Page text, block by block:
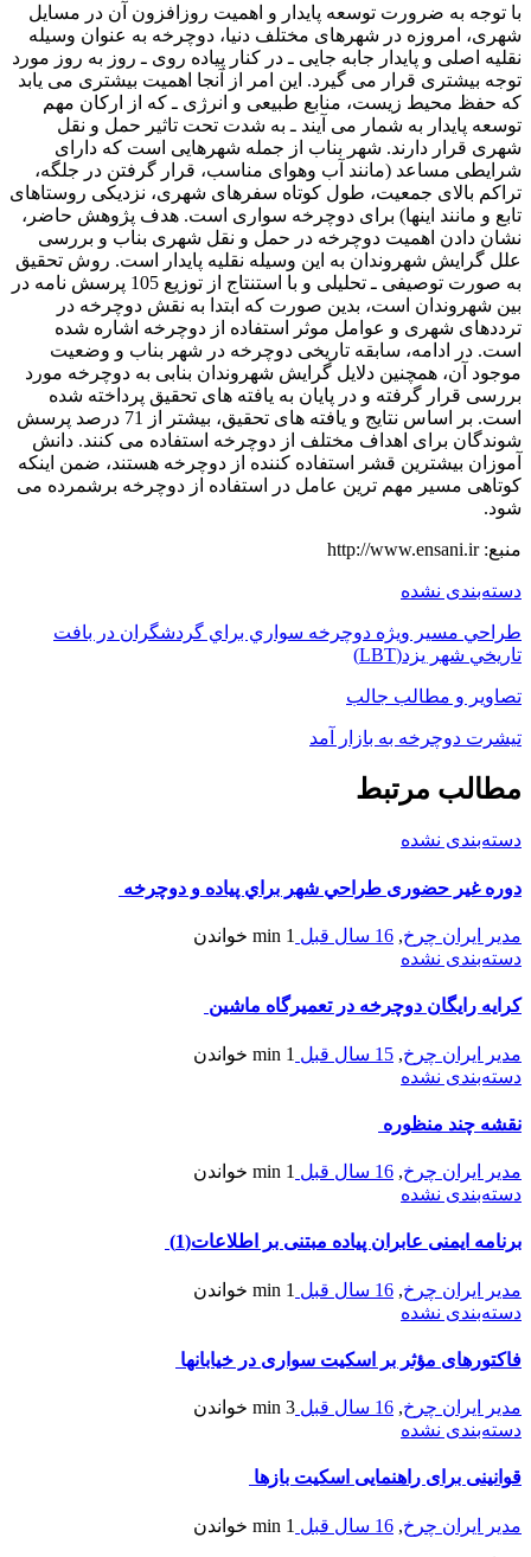
با توجه به ضرورت توسعه پایدار و اهمیت روزافزون آن در مسایل
شهری، امروزه در شهرهای مختلف دنیا، دوچرخه به عنوان وسیله
نقلیه اصلی و پایدار جابه جایی ـ در کنار پیاده روی ـ روز به روز مورد
توجه بیشتری قرار می گیرد. این امر از آنجا اهمیت بیشتری می یابد
که حفظ محیط زیست، منابع طبیعی و انرژی ـ که از ارکان مهم
توسعه پایدار به شمار می آیند ـ به شدت تحت تاثیر حمل و نقل
شهری قرار دارند. شهر بناب از جمله شهرهایی است که دارای
شرایطی مساعد (مانند آب وهوای مناسب، قرار گرفتن در جلگه،
تراکم بالای جمعیت، طول کوتاه سفرهای شهری، نزدیکی روستاهای
تابع و مانند اینها) برای دوچرخه سواری است. هدف پژوهش حاضر،
نشان دادن اهمیت دوچرخه در حمل و نقل شهری بناب و بررسی
علل گرایش شهروندان به این وسیله نقلیه پایدار است. روش تحقیق
به صورت توصیفی ـ تحلیلی و با استنتاج از توزیع 105 پرسش نامه در
بین شهروندان است، بدین صورت که ابتدا به نقش دوچرخه در
ترددهای شهری و عوامل موثر استفاده از دوچرخه اشاره شده
است. در ادامه، سابقه تاریخی دوچرخه در شهر بناب و وضعیت
موجود آن، همچنین دلایل گرایش شهروندان بنابی به دوچرخه مورد
بررسی قرار گرفته و در پایان به یافته های تحقیق پرداخته شده
است. بر اساس نتایج و یافته های تحقیق، بیشتر از 71 درصد پرسش
شوندگان برای اهداف مختلف از دوچرخه استفاده می کنند. دانش
آموزان بیشترین قشر استفاده کننده از دوچرخه هستند، ضمن اینکه
کوتاهی مسیر مهم ترین عامل در استفاده از دوچرخه برشمرده می
شود.
منبع: http://www.ensani.ir
دسته‌بندی نشده
طراحي مسير ويژه دوچرخه سواري براي گردشگران در بافت
تاريخي شهر يزد(LBT)
تصاویر و مطالب جالب
تیشرت دوچرخه به بازار آمد
مطالب مرتبط
دسته‌بندی نشده
دوره غیر حضوری طراحي شهر براي پياده و دوچرخه
مدیر ایران چرخ, 16 سال قبل 1 min
خواندن
دسته‌بندی نشده
کرایه رایگان دوچرخه در تعمیرگاه ماشین
مدیر ایران چرخ, 15 سال قبل 1 min
خواندن
دسته‌بندی نشده
نقشه چند منظوره
مدیر ایران چرخ, 16 سال قبل 1 min
خواندن
دسته‌بندی نشده
برنامه ایمنی عابران پیاده مبتنی بر اطلاعات(1)
مدیر ایران چرخ, 16 سال قبل 1 min
خواندن
دسته‌بندی نشده
فاکتورهای مؤثر بر اسکیت سواری در خیابانها
مدیر ایران چرخ, 16 سال قبل 3 min
خواندن
دسته‌بندی نشده
قوانینی برای راهنمایی اسکیت بازها
مدیر ایران چرخ, 16 سال قبل 1 min خواندن